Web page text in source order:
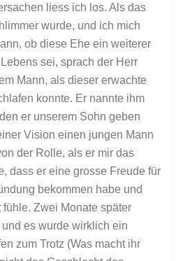
liess ich los. Als das
wurde, und ich mich
ob diese Ehe ein weiterer
sei, sprach der Herr
Mann, als dieser erwachte
konnte. Er nannte ihm
er unserem Sohn geben
Vision einen jungen Mann
der Rolle, als er mir das
dass er eine grosse Freude für
bekommen habe und
Zwei Monate später
es wurde wirklich ein
zum Trotz (Was macht ihr